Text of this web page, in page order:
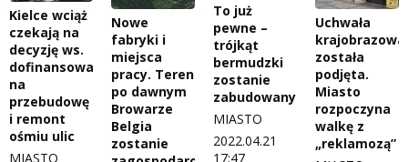
Kielce wciąż
czekają na
decyzję ws.
dofinansowania
na
przebudowę
i remont
ośmiu ulic
MIASTO
Nowe
fabryki i
miejsca
pracy. Teren
po dawnym
Browarze
Belgia
zostanie
To już
pewne –
trójkąt
bermudzki
zostanie
zabudowany
MIASTO
2022.04.21
17:47
Uchwała
krajobrazowa
została
podjęta.
Miasto
rozpoczyna
walkę z
„reklamozą”